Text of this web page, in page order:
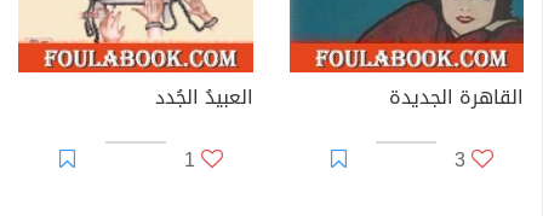
القاهرة الجديدة
3
العبيدُ الجُدد
1